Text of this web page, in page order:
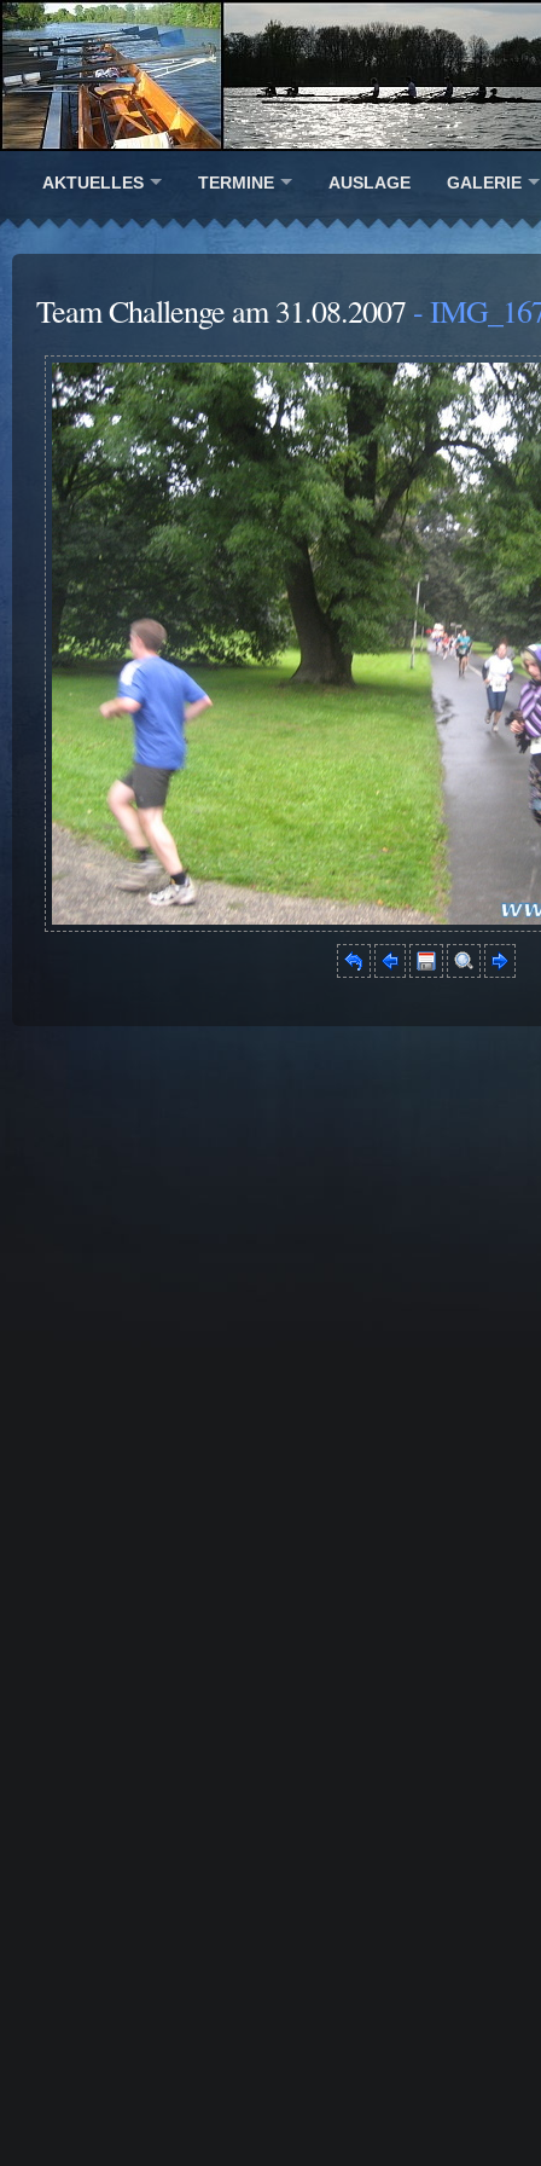
AKTUELLES TERMINE AUSLAGE GALERIE
Team Challenge am 31.08.2007 -